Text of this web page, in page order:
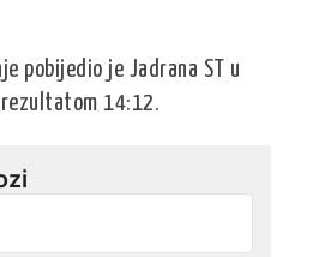
pobijedio je Jadrana ST u
14:12.